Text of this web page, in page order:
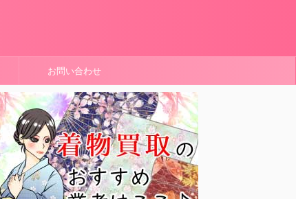
お問い合わせ